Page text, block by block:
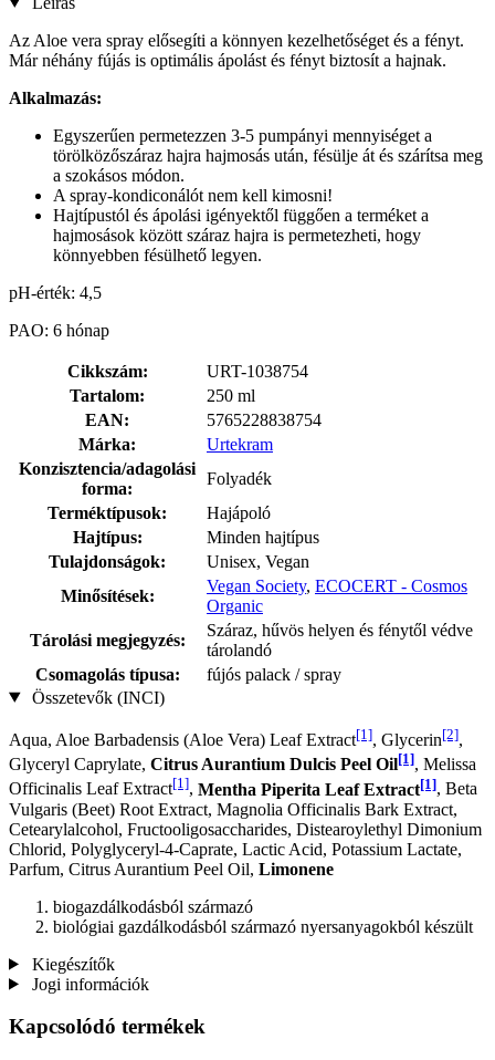
Az Aloe vera spray elősegíti a könnyen kezelhetőséget és a fényt.
Már néhány fújás is optimális ápolást és fényt biztosít a hajnak.
Alkalmazás:
Egyszerűen permetezzen 3-5 pumpányi mennyiséget a
törölközőszáraz hajra hajmosás után, fésülje át és szárítsa meg
a szokásos módon.
A spray-kondiconálót nem kell kimosni!
Hajtípustól és ápolási igényektől függően a terméket a
hajmosások között száraz hajra is permetezheti, hogy
könnyebben fésülhető legyen.
pH-érték: 4,5
PAO: 6 hónap
Cikkszám:
URT-1038754
Tartalom:
250 ml
EAN:
5765228838754
Márka:
Urtekram
Konzisztencia/adagolási
forma:
Folyadék
Terméktípusok:
Hajápoló
Hajtípus:
Minden hajtípus
Tulajdonságok:
Unisex, Vegan
Minősítések:
Vegan Society, ECOCERT - Cosmos
Organic
Tárolási megjegyzés:
Száraz, hűvös helyen és fénytől védve
tárolandó
Csomagolás típusa:
fújós palack / spray
Összetevők (INCI)
Aqua, Aloe Barbadensis (Aloe Vera) Leaf Extract[1], Glycerin[2],
Glyceryl Caprylate, Citrus Aurantium Dulcis Peel Oil[1], Melissa
Officinalis Leaf Extract[1], Mentha Piperita Leaf Extract[1], Beta
Vulgaris (Beet) Root Extract, Magnolia Officinalis Bark Extract,
Cetearylalcohol, Fructooligosaccharides, Distearoylethyl Dimonium
Chlorid, Polyglyceryl-4-Caprate, Lactic Acid, Potassium Lactate,
Parfum, Citrus Aurantium Peel Oil, Limonene
biogazdálkodásból származó
biológiai gazdálkodásból származó nyersanyagokból készült
Kiegészítők
Jogi információk
Kapcsolódó termékek